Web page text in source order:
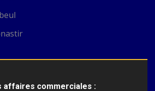
affaires commerciales :